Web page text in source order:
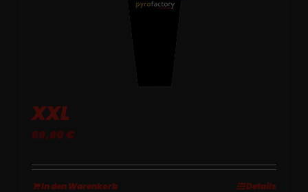
XXL
69,90€
In den Warenkorb Details